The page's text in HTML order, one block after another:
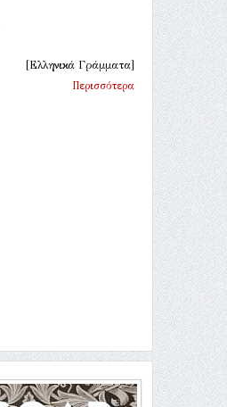
[Ελληνικά Γράμματα]
Περισσότερα